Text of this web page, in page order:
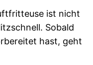
ist nicht
Sobald
hast, geht